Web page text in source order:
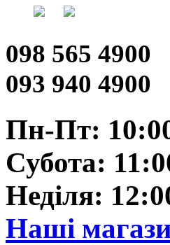
098 565 4900
093 940 4900
Пн-Пт:
Субота:
Неділя:
Наші